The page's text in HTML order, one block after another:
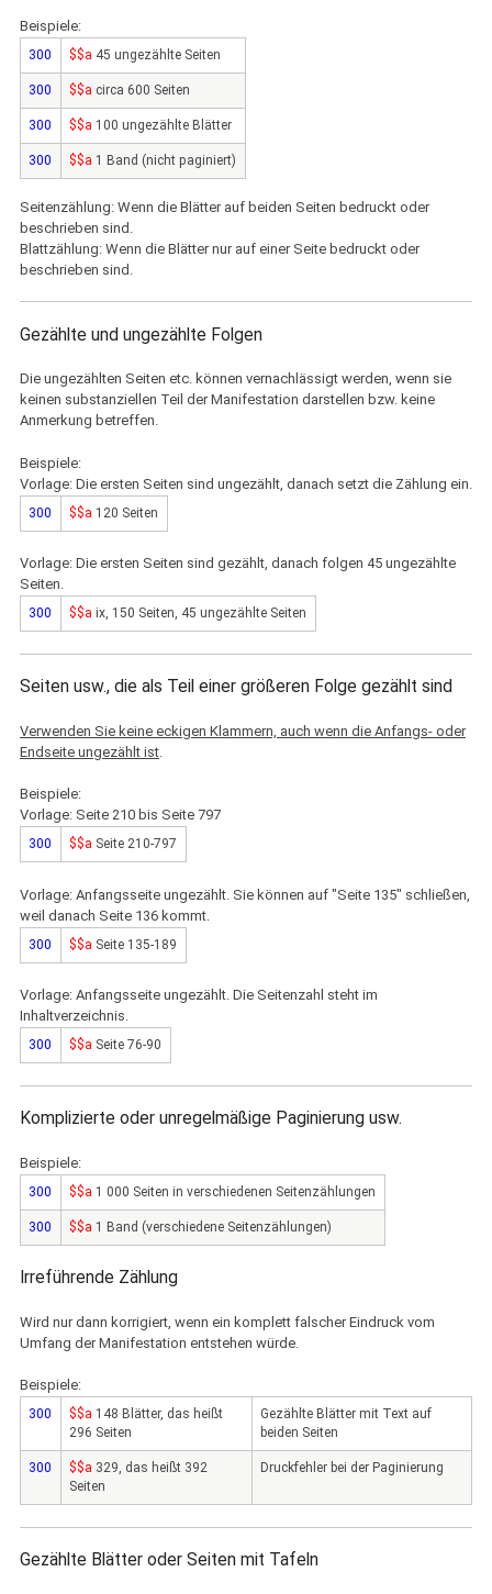
Beispiele:
300 $$a 45 ungezählte Seiten
300 $$a circa 600 Seiten
300 $$a 100 ungezählte Blätter
300 $$a 1 Band (nicht paginiert)
Seitenzählung: Wenn die Blätter auf beiden Seiten bedruckt oder
beschrieben sind.
Blattzählung: Wenn die Blätter nur auf einer Seite bedruckt oder
beschrieben sind.
Gezählte und ungezählte Folgen
Die ungezählten Seiten etc. können vernachlässigt werden, wenn sie
keinen substanziellen Teil der Manifestation darstellen bzw. keine
Anmerkung betreffen.
Beispiele:
Vorlage: Die ersten Seiten sind ungezählt, danach setzt die Zählung ein.
300 $$a 120 Seiten
Vorlage: Die ersten Seiten sind gezählt, danach folgen 45 ungezählte
Seiten.
300 $$a ix, 150 Seiten, 45 ungezählte Seiten
Seiten usw., die als Teil einer größeren Folge gezählt sind
Verwenden Sie keine eckigen Klammern, auch wenn die Anfangs- oder
Endseite ungezählt ist
Beispiele:
Vorlage: Seite 210 bis Seite 797
300 $$a Seite 210-797
Vorlage: Anfangsseite ungezählt. Sie können auf "Seite 135" schließen,
weil danach Seite 136 kommt.
300 $$a Seite 135-189
Vorlage: Anfangsseite ungezählt. Die Seitenzahl steht im
Inhaltverzeichnis.
300 $$a Seite 76-90
Komplizierte oder unregelmäßige Paginierung usw.
Beispiele:
300 $$a 1 000 Seiten in verschiedenen Seitenzählungen
300 $$a 1 Band (verschiedene Seitenzählungen)
Irreführende Zählung
Wird nur dann korrigiert, wenn ein komplett falscher Eindruck vom
Umfang der Manifestation entstehen würde.
Beispiele:
300 $$a 148 Blätter, das heißt
296 Seiten
Gezählte Blätter mit Text auf
beiden Seiten
300 $$a 329, das heißt 392
Seiten
Druckfehler bei der Paginierung
Gezählte Blätter oder Seiten mit Tafeln